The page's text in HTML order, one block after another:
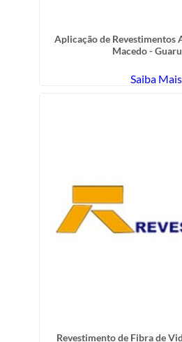
Aplicação de Revestimentos
Macedo -
Saiba Mais
Revestimento de Fibra de